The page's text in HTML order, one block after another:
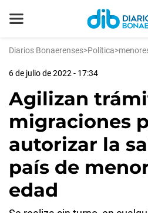
Diarios Bonaerenses>Política>
6 de julio de 2022 - 17:34
Agilizan
migraciones
autorizar la
país de
edad